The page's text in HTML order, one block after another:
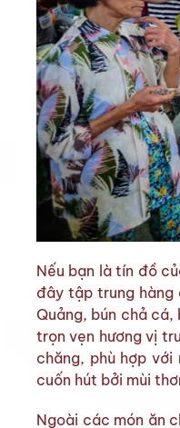
Nếu bạn là tín đồ
đây tập trung hàng
Quảng, bún chả
trọn vẹn hương vị
chăng, phù hợp
cuốn hút bởi mùi
Ngoài các món ăn